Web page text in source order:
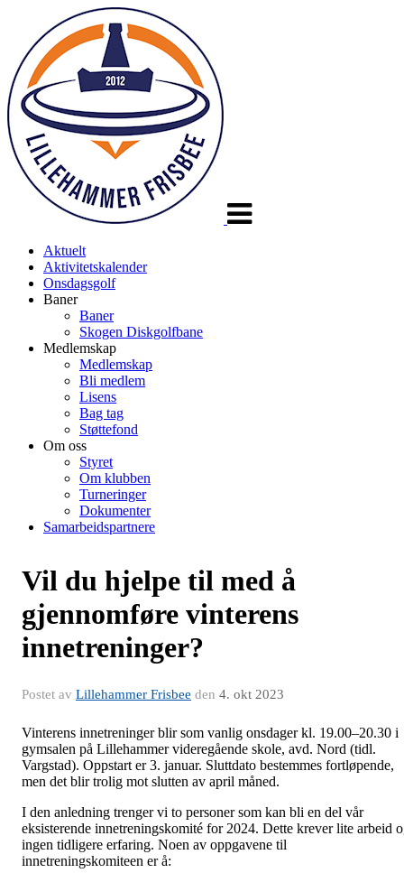
Aktuelt
Aktivitetskalender
Onsdagsgolf
Baner
Baner
Skogen Diskgolfbane
Medlemskap
Medlemskap
Bli medlem
Lisens
Bag tag
Støttefond
Om oss
Styret
Om klubben
Turneringer
Dokumenter
Samarbeidspartnere
Vil du hjelpe til med å
gjennomføre vinterens
innetreninger?
Postet av Lillehammer Frisbee den 4. okt 2023
Vinterens innetreninger blir som vanlig onsdager kl. 19.00–20.30 i
gymsalen på Lillehammer videregående skole, avd. Nord (tidl.
Vargstad). Oppstart er 3. januar. Sluttdato bestemmes fortløpende,
men det blir trolig mot slutten av april måned.
I den anledning trenger vi to personer som kan bli en del vår
eksisterende innetreningskomité for 2024. Dette krever lite arbeid
ingen tidligere erfaring. Noen av oppgavene til
innetreningskomiteen er å: